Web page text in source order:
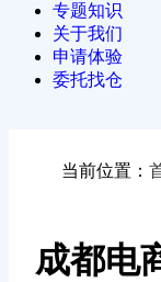
专题知识
关于我们
申请体验
委托找仓
当前位置：
成都电